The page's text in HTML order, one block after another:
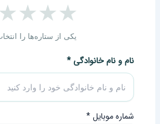
★
★
★
★
یکی از ستاره‌ها را انتخاب کنید.
و نام خانوادگی*
موبایل*